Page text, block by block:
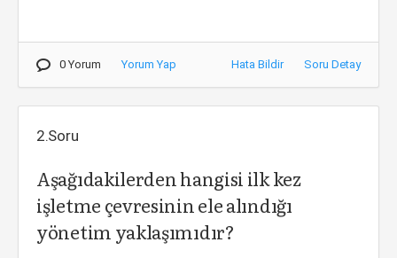
0 Yorum Yorum Yap Hata Bildir Soru Detay
2.Soru
Aşağıdakilerden hangisi ilk kez
işletme çevresinin ele alındığı
yönetim yaklaşımıdır?